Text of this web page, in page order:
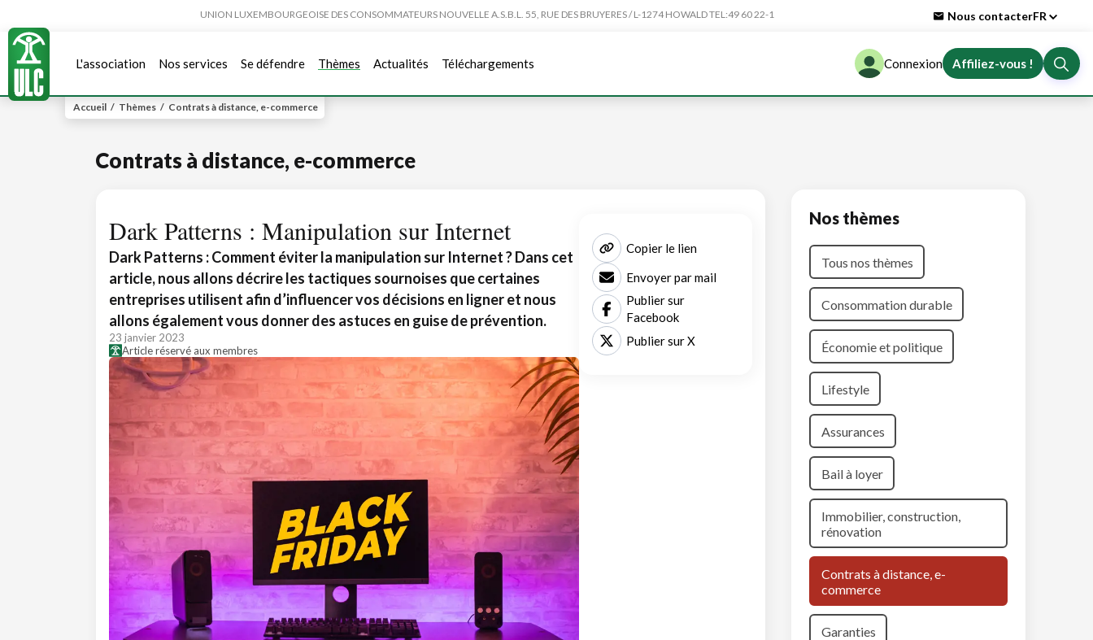
UNION LUXEMBOURGEOISE DES CONSOMMATEURS NOUVELLE A.S.B.L. 55, RUE DES BRUYERES / L-1274 HOWALD TEL:49 60 22-1 Nous contacterFR
L'association Nos services Se défendre Thèmes Actualités Téléchargements Connexion Affiliez-vous !
Accueil / Thèmes / Contrats à distance, e-commerce
Contrats à distance, e-commerce
Dark Patterns : Manipulation sur Internet
Dark Patterns : Comment éviter la manipulation sur Internet ? Dans cet
article, nous allons décrire les tactiques sournoises que certaines
entreprises utilisent afin d’influencer vos décisions en ligner et nous
allons également vous donner des astuces en guise de prévention.
23 janvier 2023
Article réservé aux membres
Copier le lien
Envoyer par mail
Publier sur
Facebook
Publier sur X
Nos thèmes
Tous nos thèmes
Consommation durable
Économie et politique
Lifestyle
Assurances
Bail à loyer
Immobilier, construction,
rénovation
Contrats à distance, e-
commerce
Garanties